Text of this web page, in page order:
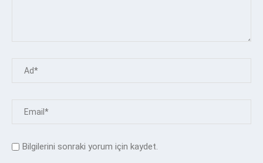
Bilgilerini sonraki yorum için kaydet.